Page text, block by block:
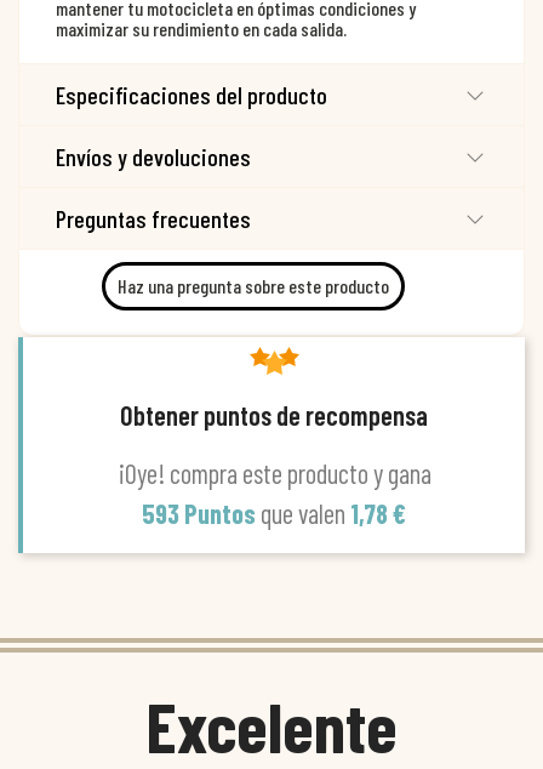
mantener tu motocicleta en óptimas condiciones y
maximizar su rendimiento en cada salida.
Especificaciones del producto
Envíos y devoluciones
Preguntas frecuentes
Haz una pregunta sobre este producto
Obtener puntos de recompensa
¡Oye! compra este producto y gana
593 Puntos que valen 1,78 €
Excelente